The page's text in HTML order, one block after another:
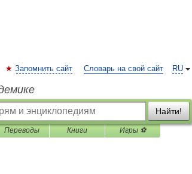
RU
Запомнить сайт Словарь на свой сайт
Найти!
Переводы Книги Игры ⚽